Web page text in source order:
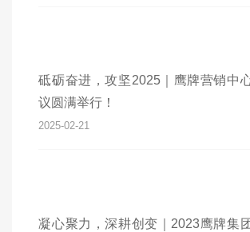
砥砺奋进，攻坚2025｜鹰牌营销中
议圆满举行！
2025-02-21
凝心聚力，深耕创变｜2023鹰牌集